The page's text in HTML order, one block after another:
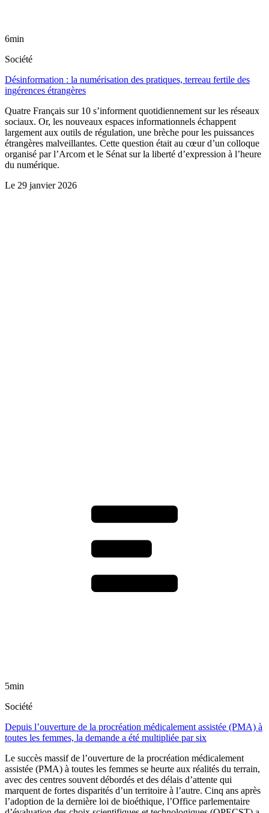
6min
Société
Désinformation : la numérisation des pratiques, terreau fertile des
ingérences étrangères
Quatre Français sur 10 s’informent quotidiennement sur les réseaux
sociaux. Or, les nouveaux espaces informationnels échappent
largement aux outils de régulation, une brèche pour les puissances
étrangères malveillantes. Cette question était au cœur d’un colloque
organisé par l’Arcom et le Sénat sur la liberté d’expression à l’heure
du numérique.
Le 29 janvier 2026
5min
Société
Depuis l’ouverture de la procréation médicalement assistée (PMA) à
toutes les femmes, la demande a été multipliée par six
Le succès massif de l’ouverture de la procréation médicalement
assistée (PMA) à toutes les femmes se heurte aux réalités du terrain,
avec des centres souvent débordés et des délais d’attente qui
marquent de fortes disparités d’un territoire à l’autre. Cinq ans après
l’adoption de la dernière loi de bioéthique, l’Office parlementaire